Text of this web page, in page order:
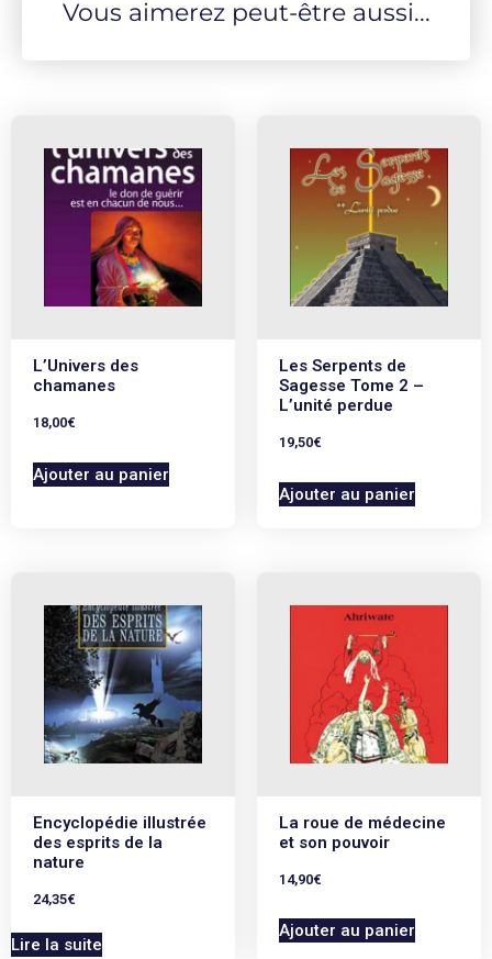
Vous aimerez peut-être aussi...
L’Univers des
chamanes
18,00€
Ajouter au panier
Les Serpents de
Sagesse Tome 2 –
L’unité perdue
19,50€
Ajouter au panier
Encyclopédie illustrée
des esprits de la
nature
24,35€
Lire la suite
La roue de médecine
et son pouvoir
14,90€
Ajouter au panier